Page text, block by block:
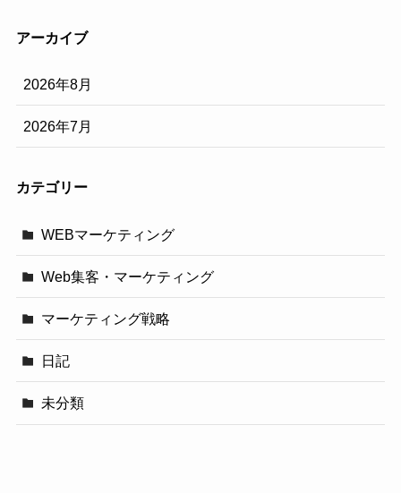
アーカイブ
2026年8月
2026年7月
カテゴリー
WEBマーケティング
Web集客・マーケティング
マーケティング戦略
日記
未分類